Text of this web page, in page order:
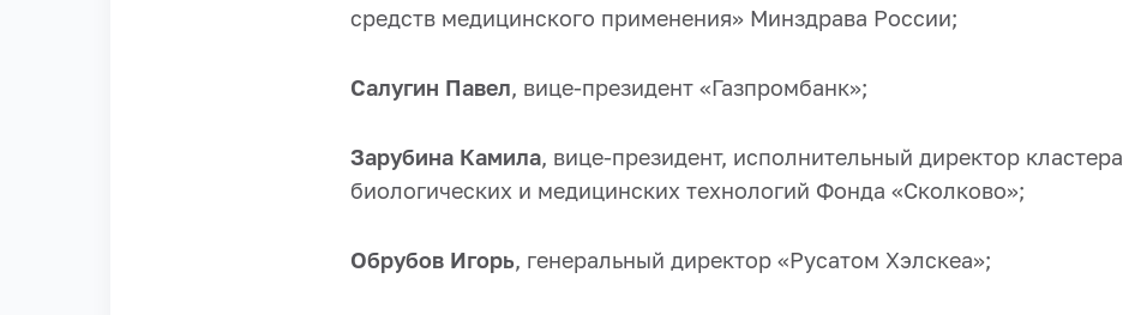
средств медицинского применения» Минздрава России;
Салугин Павел, вице-президент «Газпромбанк»;
Зарубина Камила, вице-президент, исполнительный директор кластера
биологических и медицинских технологий Фонда «Сколково»;
Обрубов Игорь, генеральный директор «Русатом Хэлскеа»;